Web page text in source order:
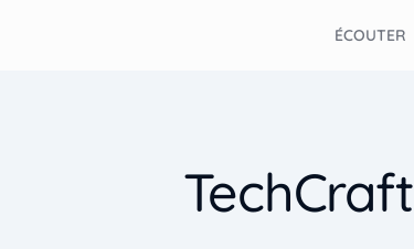
ÉCOUTER
TechCraft